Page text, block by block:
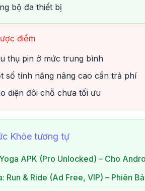
bộ đa thiết bị
điểm
thụ pin ở mức trung bình
số tính năng nâng cao cần trả phí
diện đôi chỗ chưa tối ưu
Khỏe tương tự
APK (Pro Unlocked) – Cho
Run & Ride (Ad Free, VIP) – Phiên